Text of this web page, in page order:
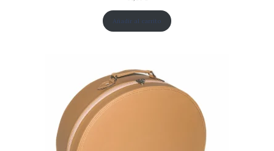
Añadir al carrito